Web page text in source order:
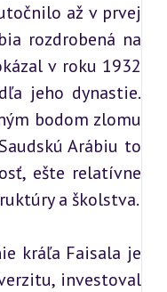
až v prvej
rozdrobená na
v roku 1932
jeho dynastie.
bodom zlomu
Arábiu to
ešte relatívne
a školstva.
kráľa Faisala je
investoval